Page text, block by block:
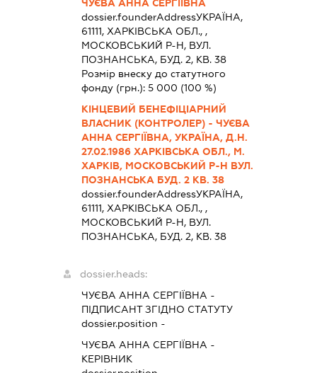
ЧУЄВА АННА СЕРГІЇВНА
dossier.founderAddressУКРАЇНА,
61111, ХАРКIВСЬКА ОБЛ., ,
МОСКОВСЬКИЙ Р-Н, ВУЛ.
ПОЗНАНСЬКА, БУД. 2, КВ. 38
Розмір внеску до статутного
фонду (грн.):5 000 (100 %)
КІНЦЕВИЙ БЕНЕФІЦІАРНИЙ
ВЛАСНИК (КОНТРОЛЕР) - ЧУЄВА
АННА СЕРГІЇВНА, УКРАЇНА, Д.Н.
27.02.1986 ХАРКІВСЬКА ОБЛ., М.
ХАРКІВ, МОСКОВСЬКИЙ Р-Н ВУЛ.
ПОЗНАНСЬКА БУД. 2 КВ. 38
dossier.founderAddressУКРАЇНА,
61111, ХАРКIВСЬКА ОБЛ., ,
МОСКОВСЬКИЙ Р-Н, ВУЛ.
ПОЗНАНСЬКА, БУД. 2, КВ. 38
dossier.heads:
ЧУЄВА АННА СЕРГІЇВНА -
ПІДПИСАНТЗГІДНО СТАТУТУ
dossier.position -
ЧУЄВА АННА СЕРГІЇВНА -
КЕРІВНИК